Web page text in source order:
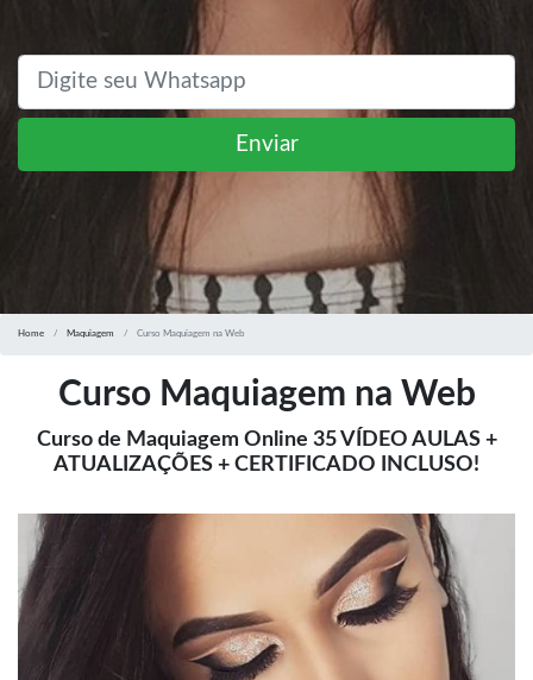
Enviar
Home Maquiagem Curso Maquiagem na Web
Curso Maquiagem na Web
Curso de Maquiagem Online 35 VÍDEO AULAS +
ATUALIZAÇÕES + CERTIFICADO INCLUSO!